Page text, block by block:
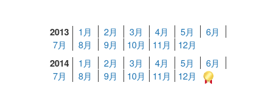
2013 1月 2月 3月 4月 5月
6月
7月
8月 9月 10月 11月 12月
2014 1月 2月 3月 4月 5月
6月
7月
8月 9月 10月 11月 12月